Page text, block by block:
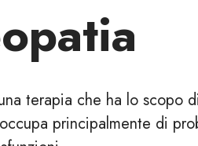
terapia che ha lo
principalmente di